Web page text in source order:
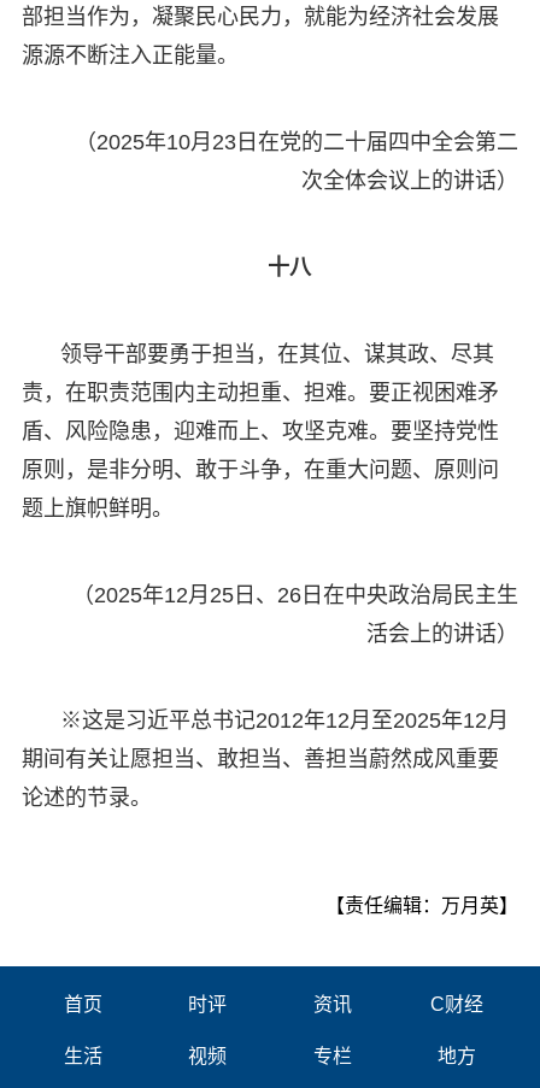
部担当作为，凝聚民心民力，就能为经济社会发展
源源不断注入正能量。
（2025年10月23日在党的二十届四中全会第二
次全体会议上的讲话）
十八
领导干部要勇于担当，在其位、谋其政、尽其
责，在职责范围内主动担重、担难。要正视困难矛
盾、风险隐患，迎难而上、攻坚克难。要坚持党性
原则，是非分明、敢于斗争，在重大问题、原则问
题上旗帜鲜明。
（2025年12月25日、26日在中央政治局民主生
活会上的讲话）
※这是习近平总书记2012年12月至2025年12月
期间有关让愿担当、敢担当、善担当蔚然成风重要
论述的节录。
【责任编辑：万月英】
首页 时评 资讯 C财经
生活 视频 专栏 地方